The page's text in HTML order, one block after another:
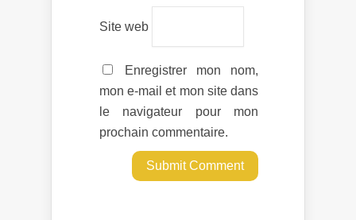
Site web
Enregistrer mon nom,
mon e-mail et mon site dans
le navigateur pour mon
prochain commentaire.